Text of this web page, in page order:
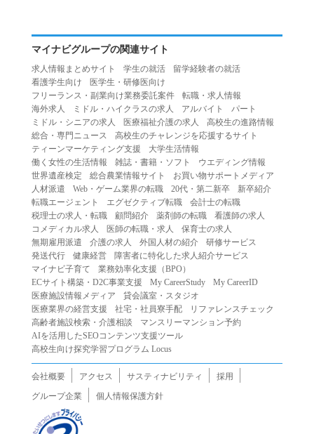
１.利用者は、本サービスを利用する上で次の各号に定める
とします。
（１）重複、虚偽の情報、または自己以外の情報を登録す
る行為
（２）第三者になりすまして本サービスを利用する行為
（３）当社または第三者の著作権等の知的財産権、プライ
バシー、その他の権利を侵害する行為
（４）当社または第三者を誹謗中傷する行為
（５）当社または第三者に不利益を与える行為
（６）営利を目的とした行為
（７）政治・選挙・宗教活動またはそれらに類する行為
（８）本サービスの運営を妨害する行為
（９）法令違反、犯罪行為、または公序良俗に反する行為
（１０）暴力的な要求行為、または法的な責任を超えた不
当な要求行為
（１１）その他当社が不適切であると判断する行為
２.当社は、前項の定めに該当する行為を行った利用者に対
の提供を停止または中断することができるものとします。
第５条（免責）
１.当社は、本サービスの利用（これらに伴う当社または第
三者の情報提供行為等を含みます）により、利用者に生じ
マイナビグループの関連サイト
求人情報まとめサイト 学生の就活
留学経験者の就活
看護学生向け
医学生・研修医向け
フリーランス・副業向け業務委託案件
転職・求人情報
海外求人
ミドル・ハイクラスの求人 アルバイト
パート
ミドル・シニアの求人
医療福祉介護の求人
高校生の進路情報
総合・専門ニュース
高校生のチャレンジを応援するサイト
ティーンマーケティング支援
大学生活情報
働く女性の生活情報
雑誌・書籍・ソフト
ウエディング情報
世界遺産検定
総合農業情報サイト
お買い物サポートメディア
人材派遣
Web・ゲーム業界の転職 20代・第二新卒
新卒紹介
転職エージェント
エグゼクティブ転職
会計士の転職
税理士の求人・転職
顧問紹介 薬剤師の転職
看護師の求人
コメディカル求人
医師の転職・求人
保育士の求人
無期雇用派遣
介護の求人 外国人材の紹介
研修サービス
発送代行
健康経営
障害者に特化した求人紹介サービス
マイナビ子育て
業務効率化支援（BPO）
ECサイト構築・D2C事業支援
My CareerStudy
My CareerID
医療施設情報メディア
貸会議室・スタジオ
医療業界の経営支援
社宅・社員寮手配
リファレンスチェック
高齢者施設検索・介護相談
マンスリーマンション予約
AIを活用したSEOコンテンツ支援ツール
高校生向け探究学習プログラム Locus
会社概要 アクセス サスティナビリティ
採用
グループ企業
個人情報保護方針